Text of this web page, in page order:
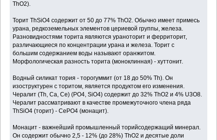
ThO2).
Торит ThSiO4 содержит от 50 до 77% ThO2. Обычно имеет примесь
урана, редкоземельных элементов цериевой группы, железа.
Разновидностями торита являются ураноторит и ферриторит,
различающиеся по концентрации урана и железа. Торит с
большим содержанием воды называют оранжитом.
Морфологическая разность торита (моноклинная) - хуттонит.
Водный силикат тория - торогуммит (от 18 до 50% Th). Он
изоструктурен с торитом, является продуктом его изменения.
Чералит (Th, Са, Се) (РО4, SiO4) содержит до 32% ТhO2 и 4% U3O8.
Чералит рассматривают в качестве промежуточного члена ряда
ThSiO4 (торит) - СеРО4 (монацит).
Монацит - важнейший промышленный торийсодержащий минерал.
Он содержит обычно 2,5 - 12% (до 28%) ТhO2 и десятые доли